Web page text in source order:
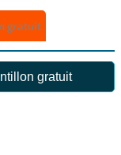
gratuit
gratuit